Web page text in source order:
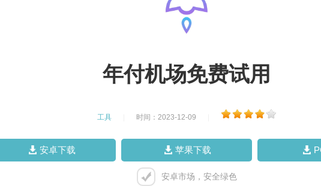
年付机场免费试用
工具 时间：2023-12-09
安卓下载 苹果下载
安卓市场，安全绿色